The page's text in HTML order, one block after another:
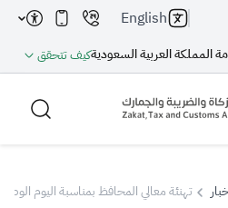
العربية السعوديةكيف تتحقق
English
تهنئة معالي المحافظ بمناسبة اليوم الوطني (87)